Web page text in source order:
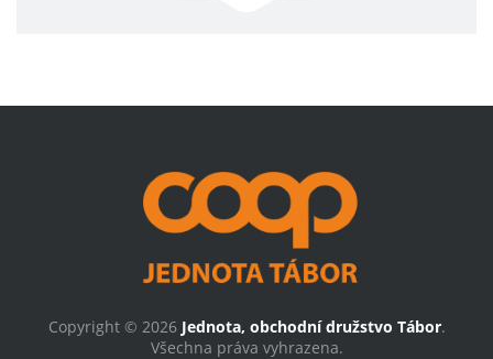
Copyright © 2026 Jednota, obchodní družstvo Tábor.
Všechna práva vyhrazena.